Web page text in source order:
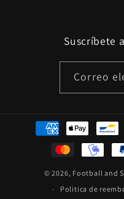
Suscríbete
Correo
Formas
© 2026, Football and
Politica de